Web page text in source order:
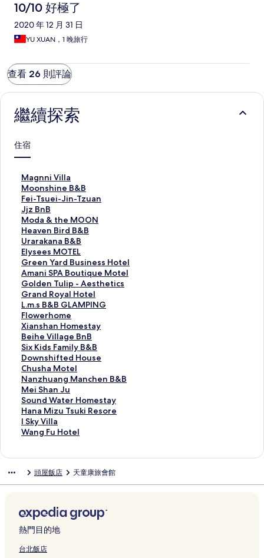
10/10 好極了
2020 年 12 月 31 日
YU XUAN，1 晚旅行
查看 26 則評論
繼續探索
住宿
Magnni Villa
M
a
g
n
n
i
V
i
l
l
a
的
連
結
Moonshine B&B
M
o
o
n
s
h
i
n
e
B
&
B
的
連
結
Fei-Tsuei-Jin-Tzuan
F
e
i
-
T
s
u
e
i
-
J
i
n
-
T
z
u
a
n
的
連
結
Jjz BnB
J
j
z
B
n
B
的
連
結
Moda & the MOON
M
o
d
a
&
t
h
e
M
O
O
N
的
連
結
Heaven Bird B&B
H
e
a
v
e
n
B
i
r
d
B
&
B
的
連
結
Urarakana B&B
U
r
a
r
a
k
a
n
a
B
&
B
的
連
結
Elysees MOTEL
E
l
y
s
e
e
s
M
O
T
E
L
的
連
結
Green Yard Business Hotel
G
r
e
e
n
Y
a
r
d
B
u
s
i
n
e
s
s
l
結
Amani SPA Boutique Motel
A
m
a
n
i
S
P
A
B
o
u
t
i
q
u
e
l
結
Golden Tulip - Aesthetics
G
o
l
d
e
n
T
u
l
i
p
-
A
e
s
i
的
連
結
Grand Royal Hotel
G
r
a
n
d
R
o
y
a
l
H
o
t
e
結
L.m.s B&B GLAMPING
L
.
m
.
s
B
&
B
G
L
A
M
P
的
連
Flowerhome
F
l
o
w
e
r
h
o
m
e
的
連
Xianshan Homestay
X
i
a
n
s
h
a
n
H
o
m
y
結
Beihe Village BnB
B
e
i
h
e
V
i
l
l
a
B
結
Six Kids Family B&B
S
i
x
K
i
d
s
F
a
B
的
連
結
Downshifted House
D
o
w
n
s
h
i
f
o
e
的
連
結
Chusha Motel
C
h
u
s
h
a
M
的
Nanzhuang Manchen B&B
N
a
n
z
h
u
M
a
h
e
n
B
Mei Shan Ju
M
e
i
S
h
的
Sound Water Homestay
S
o
u
n
e
o
m
e
s
Hana Mizu Tsuki Resore
H
a
n
u
u
k
i
R
I Sky Villa
I
S
l
的
連
結
Wang Fu Hotel
W
u
t
e
l
的
頭屋飯店 天童康旅會館
熱門目的地
台北飯店